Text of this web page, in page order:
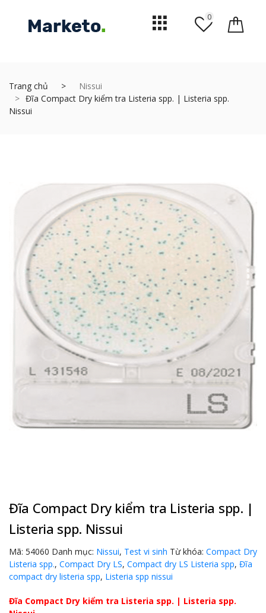
0
Trang chủ
Nissui
Đĩa Compact Dry kiểm tra Listeria spp. | Listeria spp.
Nissui
Đĩa Compact Dry kiểm tra Listeria spp. |
Listeria spp. Nissui
Mã: 54060 Danh mục: Nissui, Test vi sinh Từ khóa: Compact Dry
Listeria spp., Compact Dry LS, Compact dry LS Listeria spp, Đĩa
compact dry listeria spp, Listeria spp nissui
Đĩa Compact Dry kiểm tra Listeria spp. | Listeria spp.